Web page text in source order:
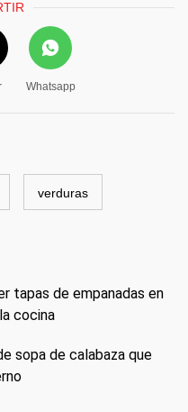
Whatsapp
verduras
tapas de empanadas en
cocina
sopa de calabaza que